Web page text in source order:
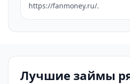
https://fanmoney.ru/.
Лучшие займы